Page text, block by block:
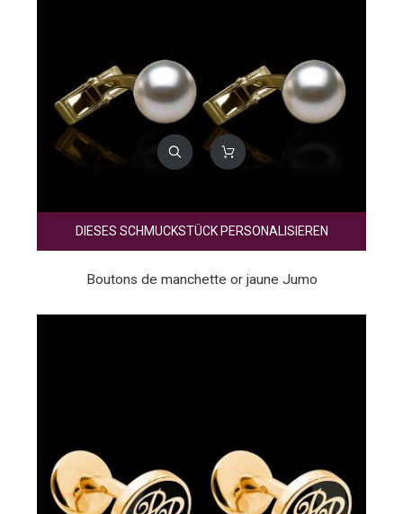
DIESES SCHMUCKSTÜCK PERSONALISIEREN
Boutons de manchette or jaune Jumo